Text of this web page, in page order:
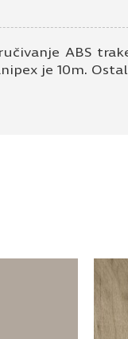
ABS
je 10m.